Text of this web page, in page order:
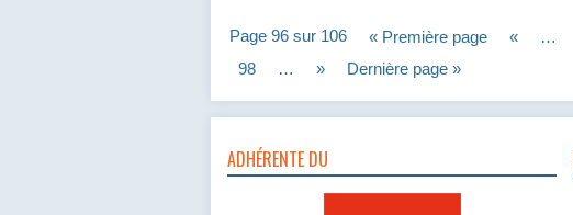
Page 96 sur 106 « Première page « …
98
… » Dernière page »
ADHÉRENTE DU